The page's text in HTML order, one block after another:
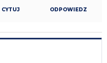
CYTUJ ODPOWIEDZ